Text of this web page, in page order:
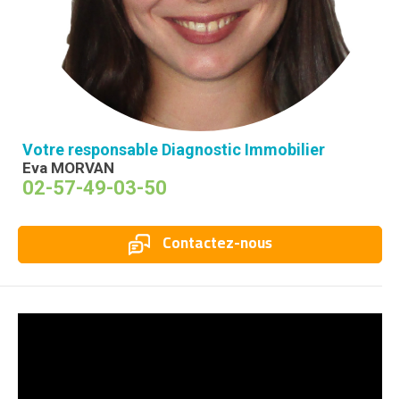
Votre responsable Diagnostic Immobilier
Eva MORVAN
02-57-49-03-50
Contactez-nous